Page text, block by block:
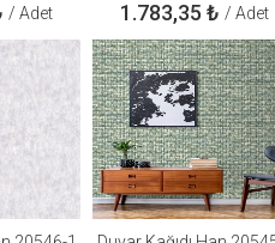
/ Adet 1.783,35 ₺ / Adet